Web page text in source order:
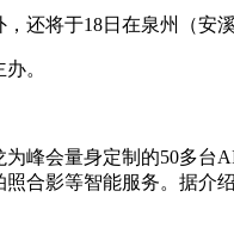
还将于18日在泉州（安
。
峰会量身定制的50多台
合影等智能服务。据介